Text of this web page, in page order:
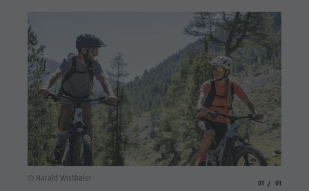
© Harald Wisthaler
01 01